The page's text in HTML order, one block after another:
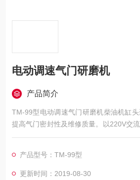
电动调速气门研磨机
产品简介
TM-99型电动调速气门研磨机柴油机缸
提高气门密封性及维修质量。以220V交
动，具有使用方便、结构先进，故障率
托车等大、中、小内燃机气门的修理研磨。
产品型号：TM-99型
更新时间：2019-08-30